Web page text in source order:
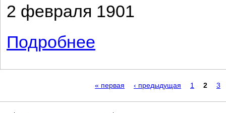
2 февраля 1901
Подробнее
« первая ‹ предыдущая 1 2 3